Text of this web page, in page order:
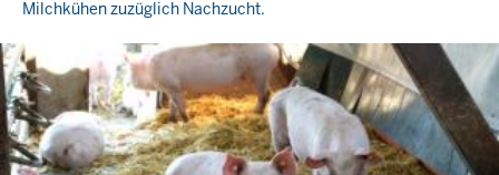
Milchkühen zuzüglich Nachzucht.